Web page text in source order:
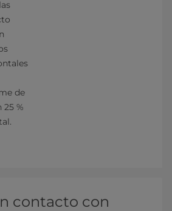
de
25 %
contacto con